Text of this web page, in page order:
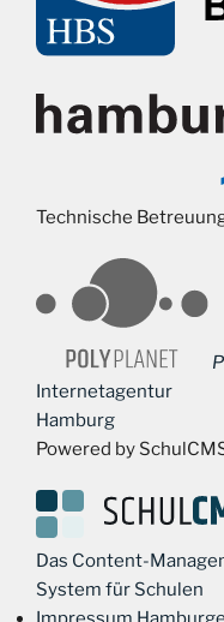
Technische
Internetagentur
Hamburg
Powered by
Das Content-
System für Schulen